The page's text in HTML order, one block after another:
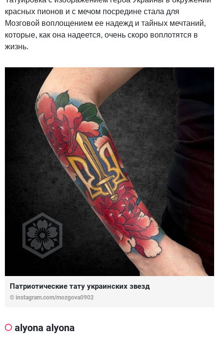
красных пионов и с мечом посредине стала для
Мозговой воплощением ее надежд и тайных мечтаний,
которые, как она надеется, очень скоро воплотятся в
жизнь.
Патриотические тату украинских звезд
© instagram.com/mozgova0902
alyona alyona